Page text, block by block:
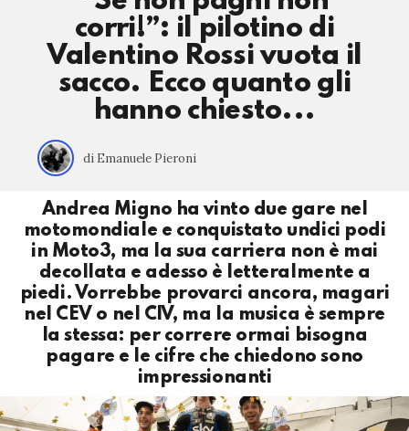
corri!”: il pilotino di
Valentino Rossi vuota il
sacco. Ecco quanto gli
hanno chiesto...
di Emanuele Pieroni
Andrea Migno ha vinto due gare nel
motomondiale e conquistato undici podi
in Moto3, ma la sua carriera non è mai
decollata e adesso è letteralmente a
piedi. Vorrebbe provarci ancora, magari
nel CEV o nel CIV, ma la musica è sempre
la stessa: per correre ormai bisogna
pagare e le cifre che chiedono sono
impressionanti